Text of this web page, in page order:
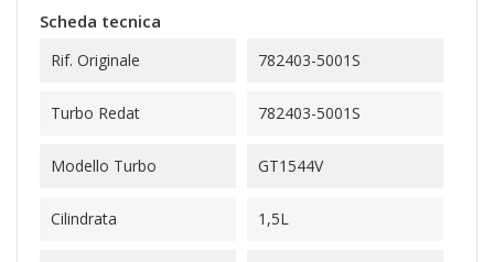
Scheda tecnica
Rif. Originale 782403-5001S
Turbo Redat 782403-5001S
Modello Turbo GT1544V
Cilindrata 1,5L